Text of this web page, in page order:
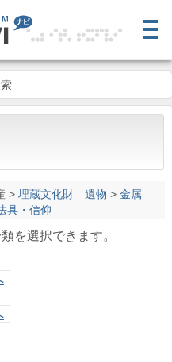
> 埋蔵文化財 遺物 > 金属
具・信仰
を選択できます。